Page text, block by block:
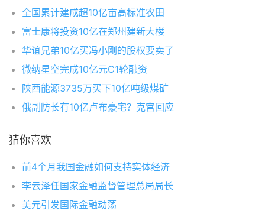
全国累计建成超10亿亩高标准农田
富士康将投资10亿在郑州建新大楼
华谊兄弟10亿买冯小刚的股权要卖了
微纳星空完成10亿元C1轮融资
陕西能源3735万买下10亿吨级煤矿
俄副防长有10亿卢布豪宅？克宫回应
猜你喜欢
前4个月我国金融如何支持实体经济
李云泽任国家金融监督管理总局局长
美元引发国际金融动荡